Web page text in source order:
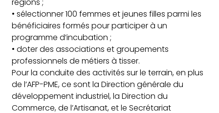
• sélectionner 100 femmes et jeunes filles parmi les
bénéficiaires formés pour participer à un
programme d’incubation ;
• doter des associations et groupements
professionnels de métiers à tisser.
Pour la conduite des activités sur le terrain, en plus
de l’AFP-PME, ce sont la Direction générale du
développement industriel, la Direction du
Commerce, de l’Artisanat, et le Secrétariat